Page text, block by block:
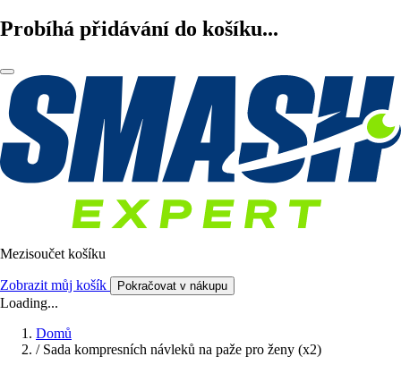
Probíhá přidávání do košíku...
Mezisoučet košíku
Zobrazit můj košík Pokračovat v nákupu
Loading...
Domů
/ Sada kompresních návleků na paže pro ženy (x2)